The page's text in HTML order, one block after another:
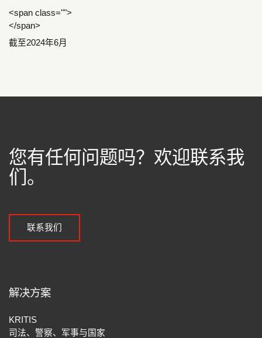
<span class="">
</span>
截至2024年6月
您有任何问题吗？欢迎联系我
们。
联系我们
解决方案
KRITIS
司法、警察、军事与国家